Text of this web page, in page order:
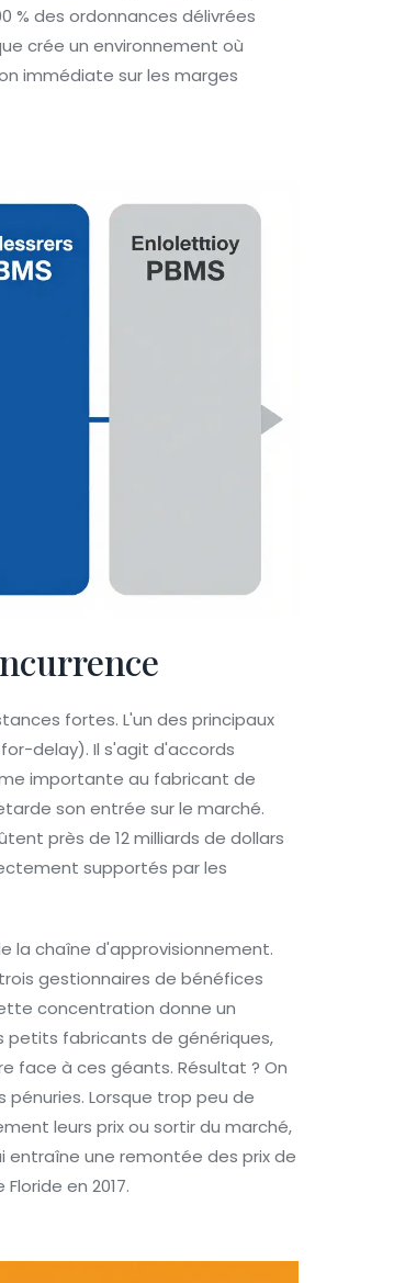
% des ordonnances délivrées
crée un environnement où
immédiate sur les marges
fortes. L'un des principaux
delay). Il s'agit d'accords
importante au fabricant de
son entrée sur le marché.
près de 12 milliards de dollars
supportés par les
la chaîne d'approvisionnement.
gestionnaires de bénéfices
concentration donne un
petits fabricants de génériques,
face à ces géants. Résultat ? On
Lorsque trop peu de
leurs prix ou sortir du marché,
entraîne une remontée des prix de
en 2017.